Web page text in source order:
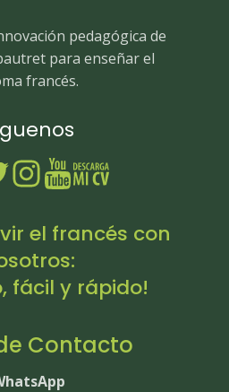
pedagógica de
para enseñar el
francés.
el francés con
fácil y rápido!
Contacto